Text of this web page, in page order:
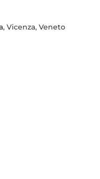
, Vicenza, Veneto